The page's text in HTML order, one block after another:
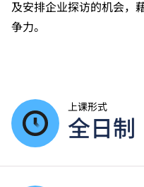
及安排企业探访的机会，
争力。
上课形式
全日制